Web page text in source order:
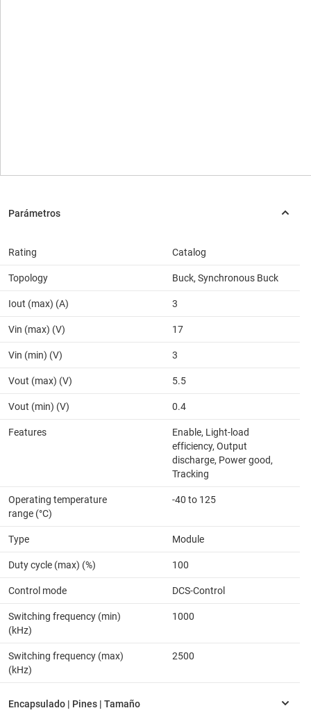
Rating Catalog
Topology Buck, Synchronous Buck
Iout (max) (A) 3
Vin (max) (V) 17
Vin (min) (V) 3
Vout (max) (V) 5.5
Vout (min) (V) 0.4
Features
Enable, Light-load
efficiency, Output
discharge, Power good,
Tracking
Operating temperature
range (°C)
-40 to 125
Type Module
Duty cycle (max) (%) 100
Control mode DCS-Control
Switching frequency (min)
(kHz)
1000
Switching frequency (max)
(kHz)
2500